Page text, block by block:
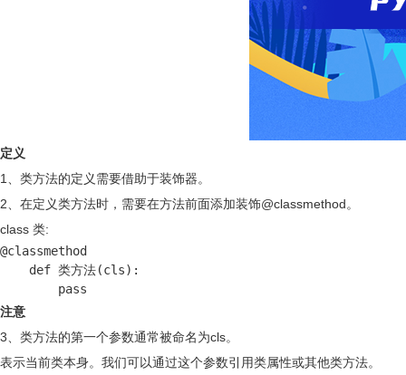
定义
1、类方法的定义需要借助于装饰器。
2、在定义类方法时，需要在方法前面添加装饰@classmethod。
class 类:
@classmethod
def 类方法(cls):
pass
注意
3、类方法的第一个参数通常被命名为cls。
表示当前类本身。我们可以通过这个参数引用类属性或其他类方法。